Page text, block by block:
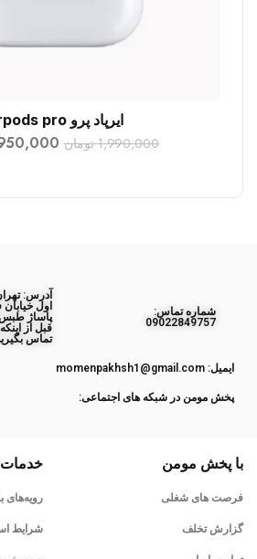
افزودن به سبد خرید
ایرپاد پرو Airpods pro
1,990,000 تومان
ﺷﻤﺎره ﺗﻤﺎس:
09022849757
آدرس:
اول
قبل از
تماس
ایمیل: momenpakhsh1@gmail.com
پخش مومن در شبکه های اجتماعی:
با پخش مومن
فرصت های شغلی
گزارش تخلف
رویه‌های
شرایط